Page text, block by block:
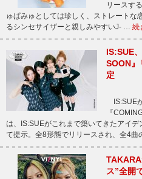
リースす
ゅぱみゅとしては珍しく、ストレートな
るシンセサイザーと親しみやすいJ- … 続
IS:SUE
SOON』
定
IS:SUE
『
は、IS:SUEがこれまで築いてきたアイ
て提示。全8形態でリリースされ、全4
ス”全開